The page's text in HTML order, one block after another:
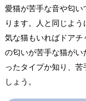
愛猫が苦手な音や匂
ります。人と同じよ
気な猫もいればドア
の匂いが苦手な猫が
ったタイプか知り、
しょう。